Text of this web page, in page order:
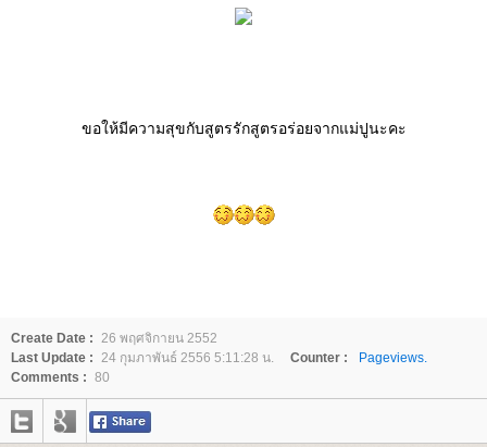
ขอให้มีความสุขกับสูตรรักสูตรอร่อยจากแม่ปูนะคะ
Create Date : 26 พฤศจิกายน 2552
Last Update : 24 กุมภาพันธ์ 2556 5:11:28 น. Counter :
Pageviews.
Comments : 80